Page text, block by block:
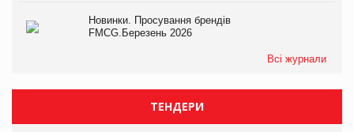
Новинки. Просування брендів
FMCG.Березень 2026
Всі журнали
ТЕНДЕРИ